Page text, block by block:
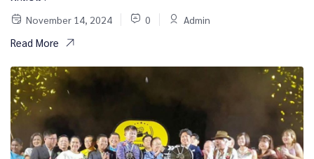
November 14, 2024 0 Admin
Read More